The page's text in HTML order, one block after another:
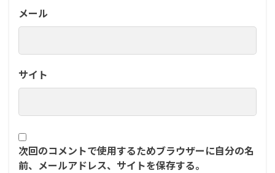
メール
サイト
次回のコメントで使用するためブラウザーに自分の名
前、メールアドレス、サイトを保存する。